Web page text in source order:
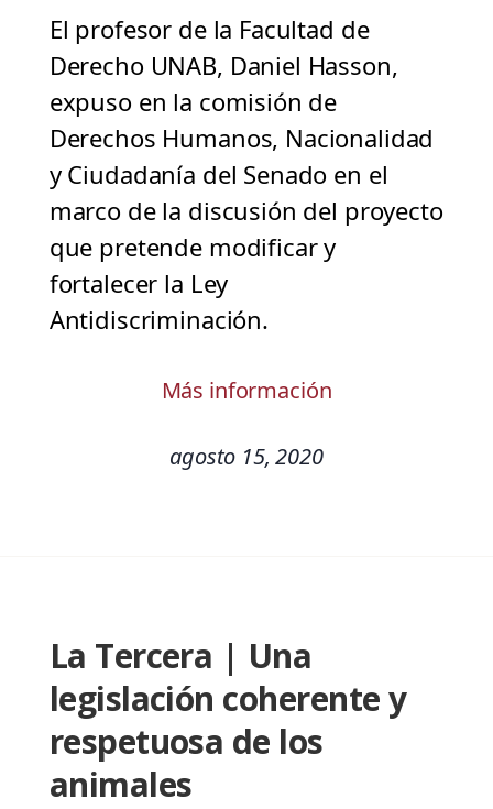
El profesor de la Facultad de
Derecho UNAB, Daniel Hasson,
expuso en la comisión de
Derechos Humanos, Nacionalidad
y Ciudadanía del Senado en el
marco de la discusión del proyecto
que pretende modificar y
fortalecer la Ley
Antidiscriminación.
Más información
agosto 15, 2020
La Tercera | Una
legislación coherente y
respetuosa de los
animales